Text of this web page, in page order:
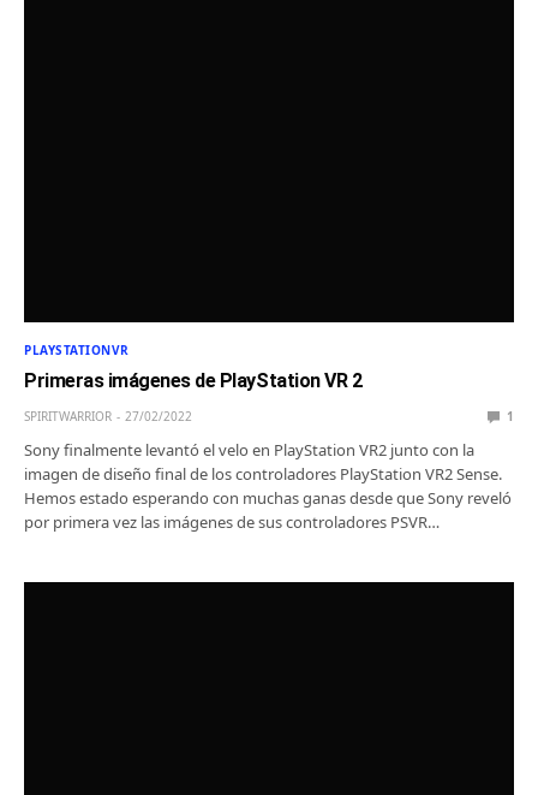
PLAYSTATIONVR
Primeras imágenes de PlayStation VR 2
SPIRITWARRIOR 27/02/2022 1
Sony finalmente levantó el velo en PlayStation VR2 junto con la
imagen de diseño final de los controladores PlayStation VR2 Sense.
Hemos estado esperando con muchas ganas desde que Sony reveló
por primera vez las imágenes de sus controladores PSVR…